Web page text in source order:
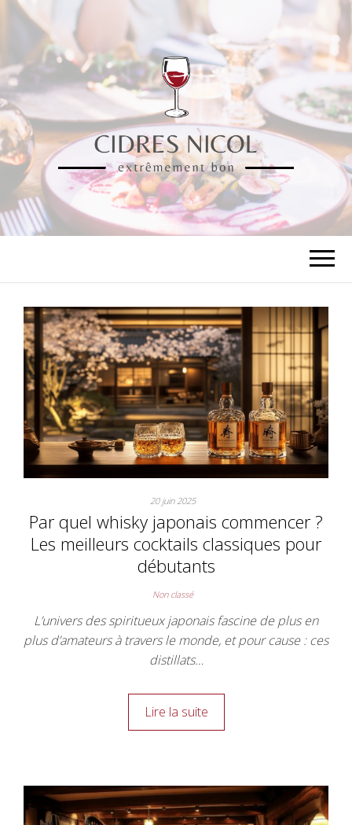
CIDRES NICOL
20 juin 2025
Par quel whisky japonais commencer ?
Les meilleurs cocktails classiques pour
débutants
Non classé
L’univers des spiritueux japonais fascine de plus en
plus d’amateurs à travers le monde, et pour cause : ces
distillats…
Lire la suite